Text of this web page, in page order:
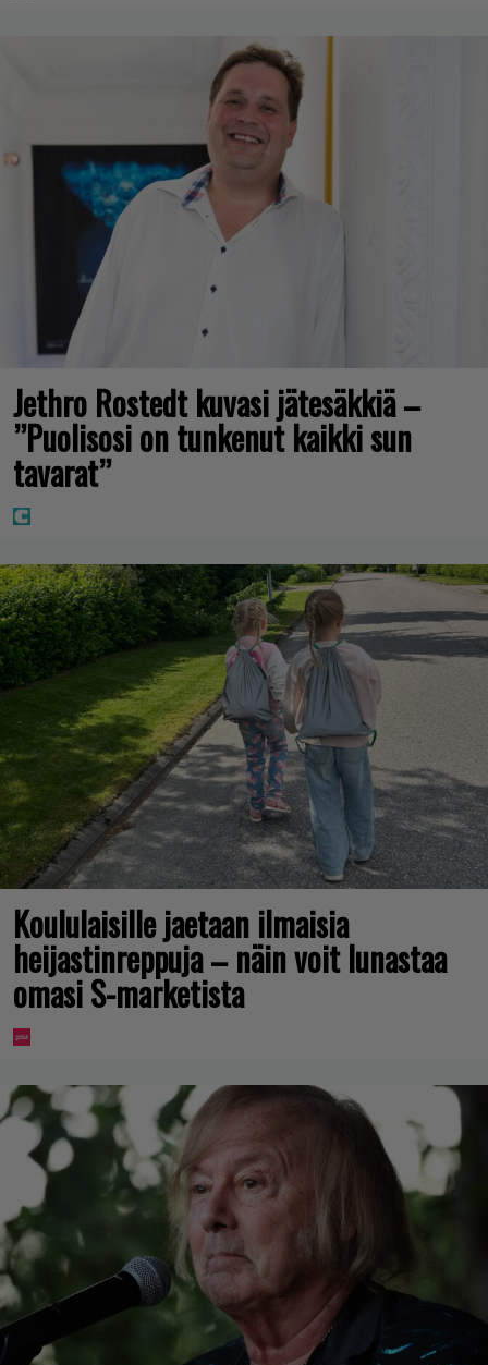
Jethro Rostedt kuvasi jätesäkkiä –
”Puolisosi on tunkenut kaikki sun
tavarat”
Koululaisille jaetaan ilmaisia
heijastinreppuja – näin voit lunastaa
omasi S-marketista